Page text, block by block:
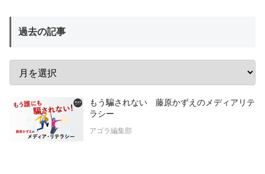
過去の記事
もう騙されない 藤原かずえのメディアリテ
ラシー
アゴラ編集部